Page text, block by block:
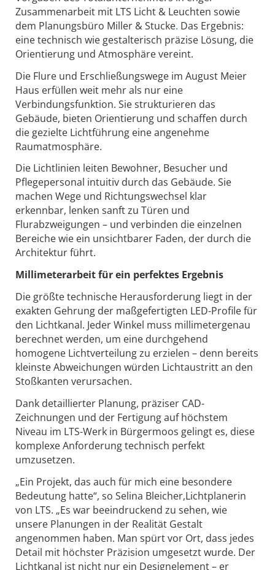
Zusammenarbeit mit LTS Licht & Leuchten sowie
dem Planungsbüro Miller & Stucke. Das Ergebnis:
eine technisch wie gestalterisch präzise Lösung, die
Orientierung und Atmosphäre vereint.
Die Flure und Erschließungswege im August Meier
Haus erfüllen weit mehr als nur eine
Verbindungsfunktion. Sie strukturieren das
Gebäude, bieten Orientierung und schaffen durch
die gezielte Lichtführung eine angenehme
Raumatmosphäre.
Die Lichtlinien leiten Bewohner, Besucher und
Pflegepersonal intuitiv durch das Gebäude. Sie
machen Wege und Richtungswechsel klar
erkennbar, lenken sanft zu Türen und
Flurabzweigungen – und verbinden die einzelnen
Bereiche wie ein unsichtbarer Faden, der durch die
Architektur führt.
Millimeterarbeit für ein perfektes Ergebnis
Die größte technische Herausforderung liegt in der
exakten Gehrung der maßgefertigten LED-Profile für
den Lichtkanal. Jeder Winkel muss millimetergenau
berechnet werden, um eine durchgehend
homogene Lichtverteilung zu erzielen – denn bereits
kleinste Abweichungen würden Lichtaustritt an den
Stoßkanten verursachen.
Dank detaillierter Planung, präziser CAD-
Zeichnungen und der Fertigung auf höchstem
Niveau im LTS-Werk in Bürgermoos gelingt es, diese
komplexe Anforderung technisch perfekt
umzusetzen.
„Ein Projekt, das auch für mich eine besondere
Bedeutung hatte“, so Selina Bleicher,Lichtplanerin
von LTS. „Es war beeindruckend zu sehen, wie
unsere Planungen in der Realität Gestalt
angenommen haben. Man spürt vor Ort, dass jedes
Detail mit höchster Präzision umgesetzt wurde. Der
Lichtkanal ist nicht nur ein Designelement – er